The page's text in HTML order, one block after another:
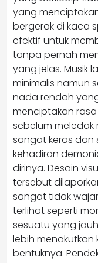
yang
bergerak di kaca
efektif untuk
tanpa pernah
yang jelas. Musik
minimalis namun
nada rendah
menciptakan
sebelum
sangat keras
kehadiran
dirinya. Desain
tersebut
sangat tidak
terlihat seperti
sesuatu yang
lebih menakutkan
bentuknya.